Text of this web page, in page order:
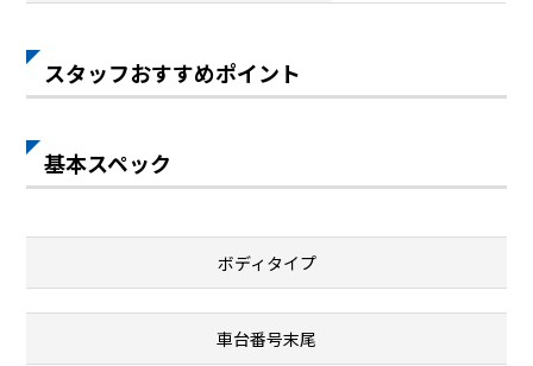
スタッフおすすめポイント
基本スペック
ボディタイプ
車台番号末尾